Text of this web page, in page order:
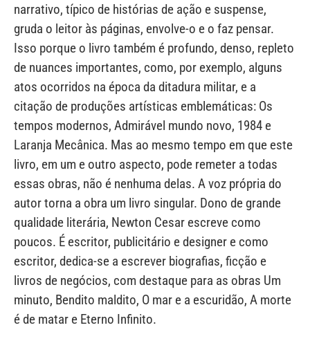
narrativo, típico de histórias de ação e suspense,
gruda o leitor às páginas, envolve-o e o faz pensar.
Isso porque o livro também é profundo, denso, repleto
de nuances importantes, como, por exemplo, alguns
atos ocorridos na época da ditadura militar, e a
citação de produções artísticas emblemáticas: Os
tempos modernos, Admirável mundo novo, 1984 e
Laranja Mecânica. Mas ao mesmo tempo em que este
livro, em um e outro aspecto, pode remeter a todas
essas obras, não é nenhuma delas. A voz própria do
autor torna a obra um livro singular. Dono de grande
qualidade literária, Newton Cesar escreve como
poucos. É escritor, publicitário e designer e como
escritor, dedica-se a escrever biografias, ficção e
livros de negócios, com destaque para as obras Um
minuto, Bendito maldito, O mar e a escuridão, A morte
é de matar e Eterno Infinito.